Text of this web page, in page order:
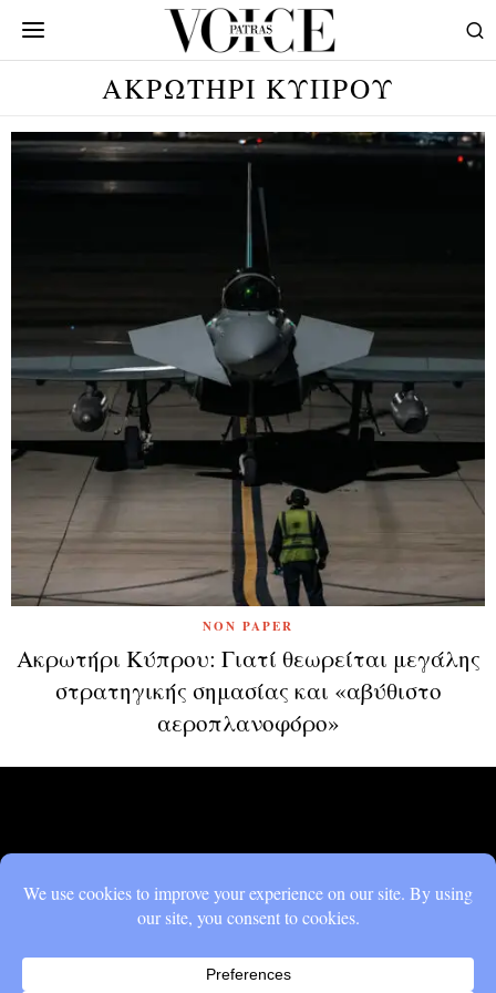
ΑΚΡΩΤΗΡΙ ΚΥΠΡΟΥ
NON PAPER
Ακρωτήρι Κύπρου: Γιατί θεωρείται μεγάλης
στρατηγικής σημασίας και «αβύθιστο
αεροπλανοφόρο»